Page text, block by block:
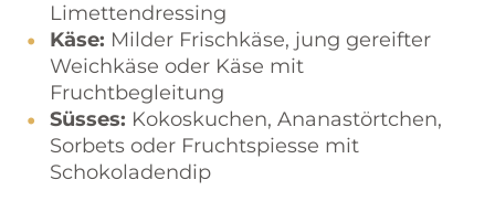
Limettendressing
Käse: Milder Frischkäse, jung gereifter
Weichkäse oder Käse mit
Fruchtbegleitung
Süsses: Kokoskuchen, Ananastörtchen,
Sorbets oder Fruchtspiesse mit
Schokoladendip